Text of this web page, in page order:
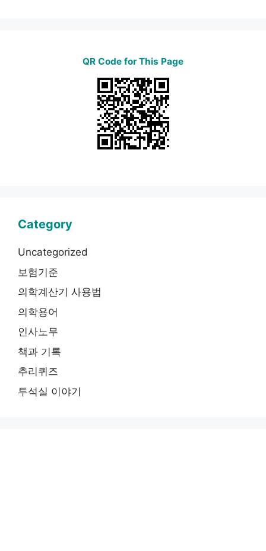
QR Code for This Page
Category
Uncategorized
보험기준
의학계산기 사용법
의학용어
인사노무
책과 기록
추리퀴즈
투석실 이야기